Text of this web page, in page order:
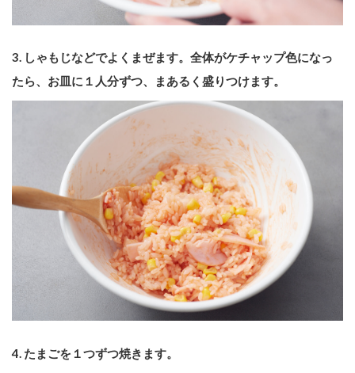
3. しゃもじなどでよくまぜます。全体がケチャップ色になっ
たら、お皿に１人分ずつ、まあるく盛りつけます。
4. たまごを１つずつ焼きます。